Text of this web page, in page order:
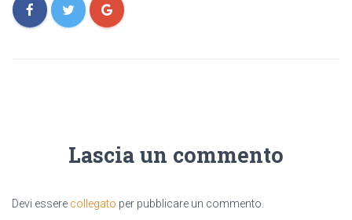
Lascia un commento
Devi essere collegato per pubblicare un commento.